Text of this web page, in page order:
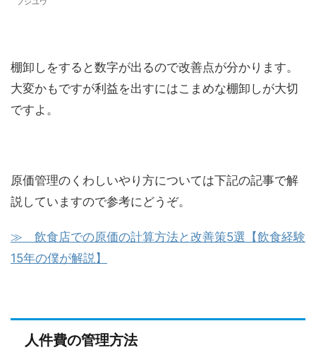
棚卸しをすると数字が出るので改善点が分かります。
大変かもですが利益を出すにはこまめな棚卸しが大切
ですよ。
原価管理のくわしいやり方については下記の記事で解
説していますので参考にどうぞ。
≫ 飲食店での原価の計算方法と改善策5選【飲食経験
15年の僕が解説】
人件費の管理方法